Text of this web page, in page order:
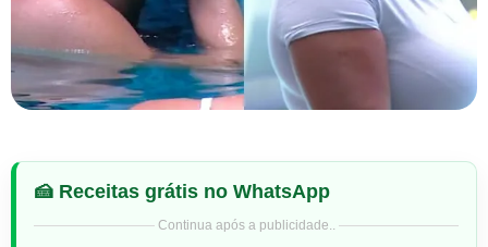
🍰 Receitas grátis no WhatsApp
Continua após a publicidade..